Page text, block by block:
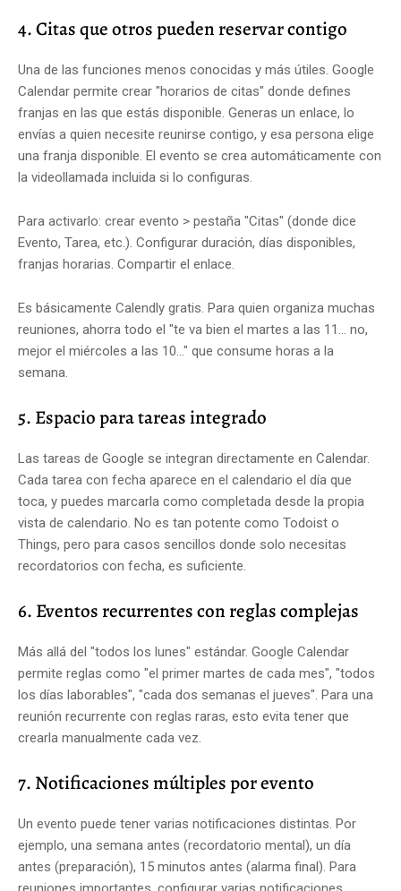
4. Citas que otros pueden reservar contigo
Una de las funciones menos conocidas y más útiles. Google
Calendar permite crear "horarios de citas" donde defines
franjas en las que estás disponible. Generas un enlace, lo
envías a quien necesite reunirse contigo, y esa persona elige
una franja disponible. El evento se crea automáticamente con
la videollamada incluida si lo configuras.
Para activarlo: crear evento > pestaña "Citas" (donde dice
Evento, Tarea, etc.). Configurar duración, días disponibles,
franjas horarias. Compartir el enlace.
Es básicamente Calendly gratis. Para quien organiza muchas
reuniones, ahorra todo el "te va bien el martes a las 11... no,
mejor el miércoles a las 10..." que consume horas a la
semana.
5. Espacio para tareas integrado
Las tareas de Google se integran directamente en Calendar.
Cada tarea con fecha aparece en el calendario el día que
toca, y puedes marcarla como completada desde la propia
vista de calendario. No es tan potente como Todoist o
Things, pero para casos sencillos donde solo necesitas
recordatorios con fecha, es suficiente.
6. Eventos recurrentes con reglas complejas
Más allá del "todos los lunes" estándar. Google Calendar
permite reglas como "el primer martes de cada mes", "todos
los días laborables", "cada dos semanas el jueves". Para una
reunión recurrente con reglas raras, esto evita tener que
crearla manualmente cada vez.
7. Notificaciones múltiples por evento
Un evento puede tener varias notificaciones distintas. Por
ejemplo, una semana antes (recordatorio mental), un día
antes (preparación), 15 minutos antes (alarma final). Para